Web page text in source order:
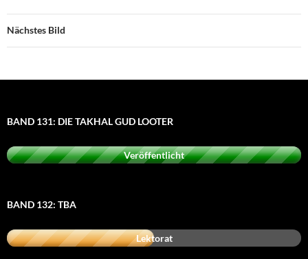
Nächstes Bild
BAND 131: DIE TAKHAL GUD LOOTER
Veröffentlicht
BAND 132: TBA
Lektorat